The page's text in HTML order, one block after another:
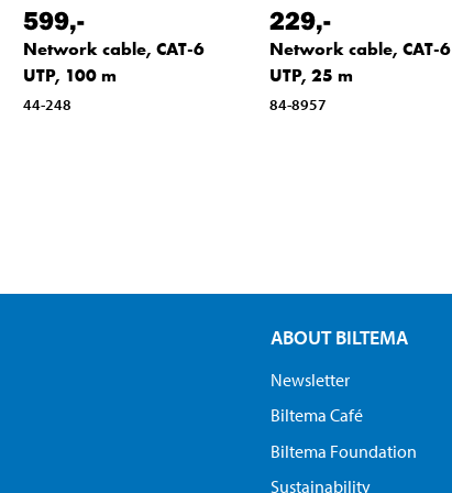
599,-
Network cable, CAT-6
UTP, 100 m
44-248
229,-
Network cable, CAT-6
UTP, 25 m
84-8957
ABOUT BILTEMA
Newsletter
Biltema Café
Biltema Foundation
Sustainability